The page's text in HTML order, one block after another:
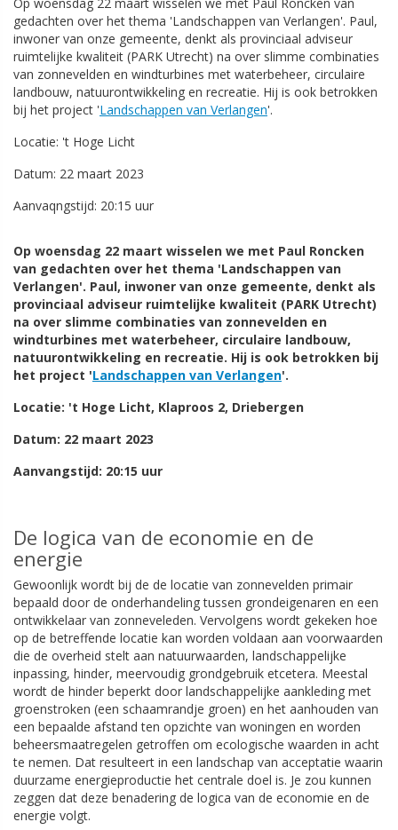
gedachten over het thema 'Landschappen van Verlangen'. Paul,
inwoner van onze gemeente, denkt als provinciaal adviseur
ruimtelijke kwaliteit (PARK Utrecht) na over slimme combinaties
van zonnevelden en windturbines met waterbeheer, circulaire
landbouw, natuurontwikkeling en recreatie. Hij is ook betrokken
bij het project 'Landschappen van Verlangen'.
Locatie: 't Hoge Licht
Datum: 22 maart 2023
Aanvaqngstijd: 20:15 uur
Op woensdag 22 maart wisselen we met Paul Roncken
van gedachten over het thema 'Landschappen van
Verlangen'. Paul, inwoner van onze gemeente, denkt als
provinciaal adviseur ruimtelijke kwaliteit (PARK Utrecht)
na over slimme combinaties van zonnevelden en
windturbines met waterbeheer, circulaire landbouw,
natuurontwikkeling en recreatie. Hij is ook betrokken bij
het project 'Landschappen van Verlangen'.
Locatie: 't Hoge Licht, Klaproos 2, Driebergen
Datum: 22 maart 2023
Aanvangstijd: 20:15 uur
De logica van de economie en de
energie
Gewoonlijk wordt bij de de locatie van zonnevelden primair
bepaald door de onderhandeling tussen grondeigenaren en een
ontwikkelaar van zonneveleden. Vervolgens wordt gekeken hoe
op de betreffende locatie kan worden voldaan aan voorwaarden
die de overheid stelt aan natuurwaarden, landschappelijke
inpassing, hinder, meervoudig grondgebruik etcetera. Meestal
wordt de hinder beperkt door landschappelijke aankleding met
groenstroken (een schaamrandje groen) en het aanhouden van
een bepaalde afstand ten opzichte van woningen en worden
beheersmaatregelen getroffen om ecologische waarden in acht
te nemen. Dat resulteert in een landschap van acceptatie waarin
duurzame energieproductie het centrale doel is. Je zou kunnen
zeggen dat deze benadering de logica van de economie en de
energie volgt.